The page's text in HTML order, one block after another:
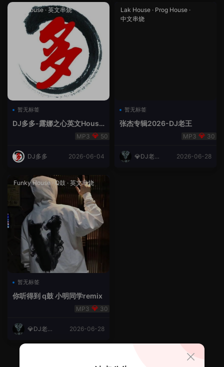
Lak House· 英文串烧
暂无标签
DJ多多-露娜之心英文House
50
DJ多多 2026-06-04
Lak House · Prog House ·
中文串烧
暂无标签
张杰专辑2026-DJ老王
30
💎DJ老王
2026-06-28
Funky House· Q鼓 · 英文串烧
暂无标签
你听得到 q鼓 小明同学remix
30
💎DJ老王
2026-06-28